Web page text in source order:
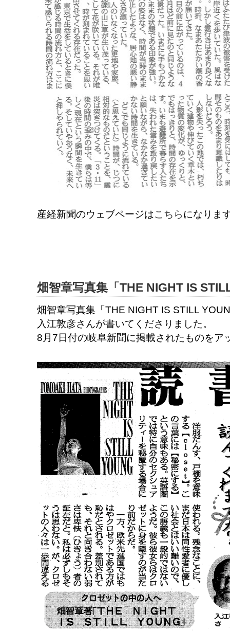
産経新聞のウェブページはこちらになりま
畑智章写真集「THE NIGHT IS
畑智章写真集「THE NIGHT IS STILL
入江敦彦さんが書いてくださりました。
8月7日付の岐阜新聞に掲載されたものをア